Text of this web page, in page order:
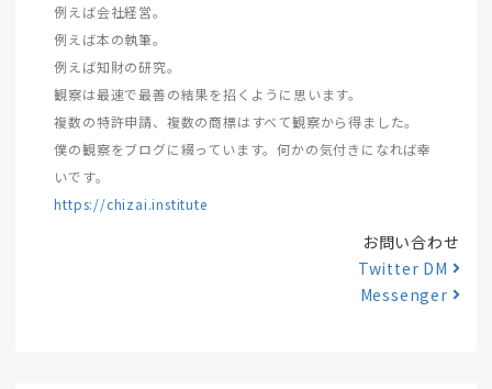
例えば会社経営。
例えば本の執筆。
例えば知財の研究。
観察は最速で最善の結果を招くように思います。
複数の特許申請、複数の商標はすべて観察から得ました。
僕の観察をブログに綴っています。何かの気付きになれば幸
いです。
https://chizai.institute
お問い合わせ
Twitter DM
Messenger